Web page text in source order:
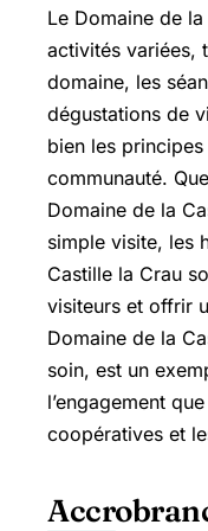
Le Domaine de
activités variées,
domaine, les
dégustations de
bien les
communauté.
Domaine de la
simple visite, les
Castille la Crau
visiteurs et offrir
Domaine de la
soin, est un
l’engagement
coopératives et